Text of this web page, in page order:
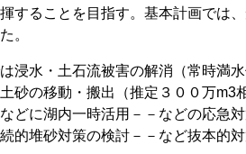
することを目指す。基本計画では
。
水・土石流被害の解消（常時満水
砂の移動・搬出（推定３００万
に湖内一時活用－－などの応急
堆砂対策の検討－－など抜本的対